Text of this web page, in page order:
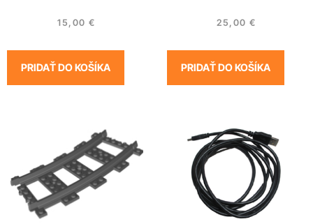
15,00€
PRIDAŤ DO KOŠÍKA
25,00€
PRIDAŤ DO KOŠÍKA